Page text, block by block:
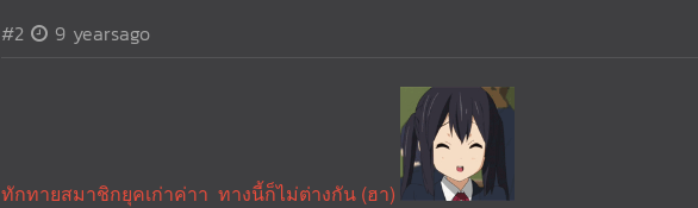
#2 9 yearsago
ทักทายสมาชิกยุคเก่าค่าา ทางนี้ก็ไม่ต่างกัน (ฮา)